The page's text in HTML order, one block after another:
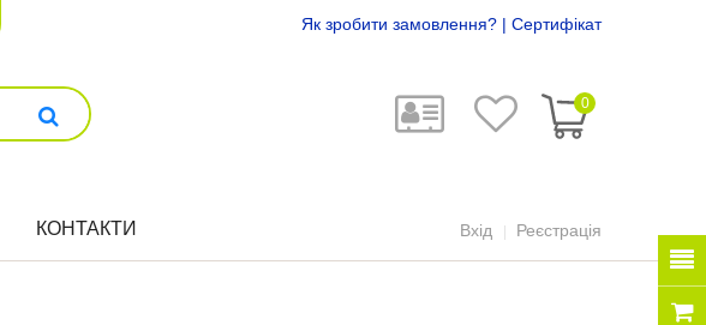
Як зробити замовлення? | Сертифікат
0
КОНТАКТИ Вхід Реєстрація